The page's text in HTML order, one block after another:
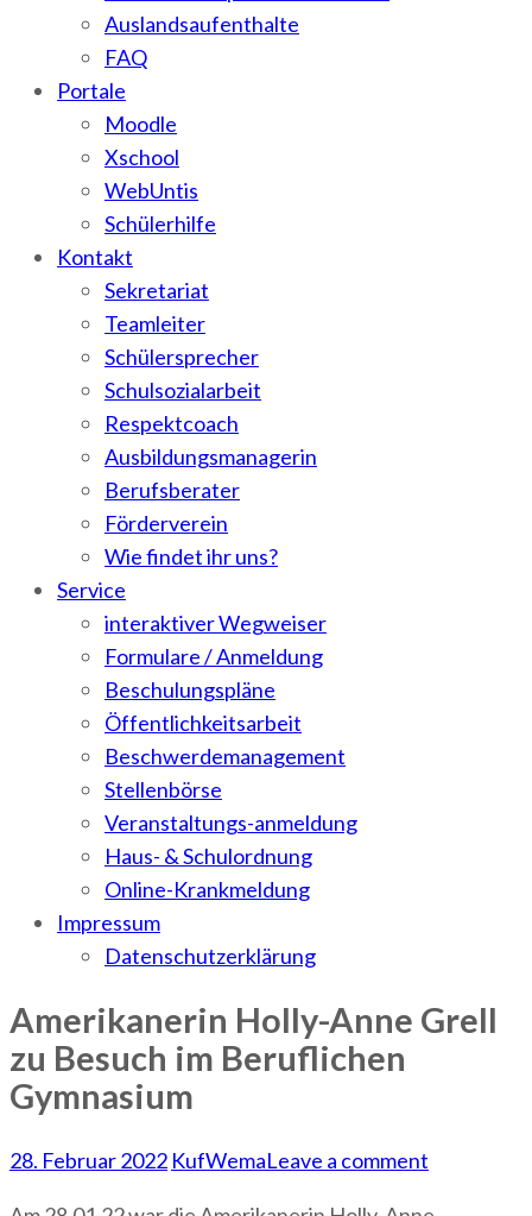
Auslandsaufenthalte
FAQ
Portale
Moodle
Xschool
WebUntis
Schülerhilfe
Kontakt
Sekretariat
Teamleiter
Schülersprecher
Schulsozialarbeit
Respektcoach
Ausbildungsmanagerin
Berufsberater
Förderverein
Wie findet ihr uns?
Service
interaktiver Wegweiser
Formulare / Anmeldung
Beschulungspläne
Öffentlichkeitsarbeit
Beschwerdemanagement
Stellenbörse
Veranstaltungs-anmeldung
Haus- & Schulordnung
Online-Krankmeldung
Impressum
Datenschutzerklärung
Amerikanerin Holly-Anne Grell
zu Besuch im Beruflichen
Gymnasium
28. Februar 2022 KufWemaLeave a comment